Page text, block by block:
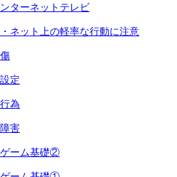
ターネットテレビ
ネット上の軽率な行動に注意
定
為
害
ゲーム基礎②